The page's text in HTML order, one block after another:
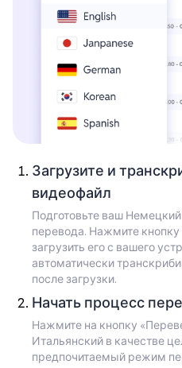
Загрузите и
видеофайл
Подготовьте ваш
перевода. Нажмите
загрузить его с вашего
автоматически
после загрузки.
Начать процесс
Нажмите на кнопку
Итальянский в качестве
предпочитаемый режим